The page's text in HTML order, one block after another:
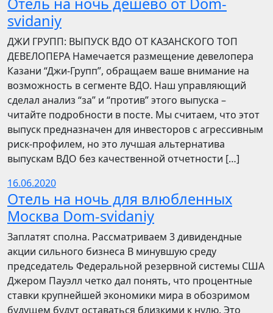
svidaniy
​​ДЖИ ГРУПП: ВЫПУСК ВДО ОТ КАЗАНСКОГО ТОП
ДЕВЕЛОПЕРА Намечается размещение девелопера
Казани “Джи-Групп”, обращаем ваше внимание на
возможность в сегменте ВДО. Наш управляющий
сделал анализ “за” и “против” этого выпуска –
читайте подробности в посте. Мы считаем, что этот
выпуск предназначен для инвесторов с агрессивным
риск-профилем, но это лучшая альтернатива
выпускам ВДО без качественной отчетности […]
16.06.2020
Отель на ночь для влюбленных
Москва Dom-svidaniy
Заплатят сполна. Рассматриваем 3 дивидендные
акции сильного бизнеса В минувшую среду
председатель Федеральной резервной системы США
Джером Пауэлл четко дал понять, что процентные
ставки крупнейшей экономики мира в обозримом
будущем будут оставаться близкими к нулю. Это